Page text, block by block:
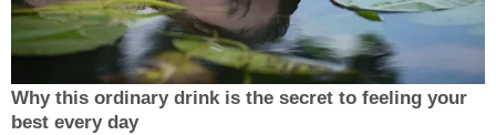
Why this ordinary drink is the secret to feeling your
best every day